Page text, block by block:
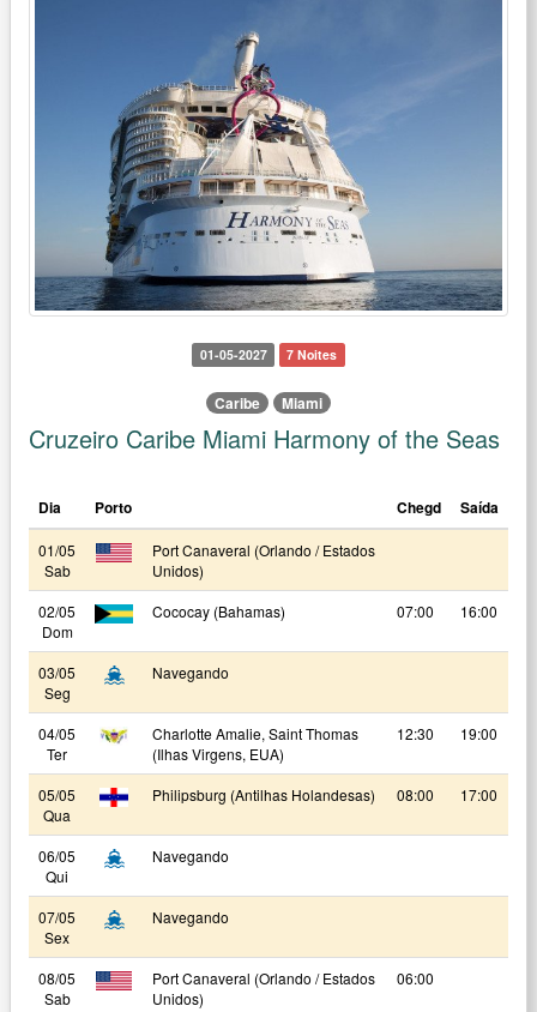
01-05-2027 7 Noites
Caribe Miami
Cruzeiro Caribe Miami Harmony of the Seas
Dia Porto Chegd Saída
01/05
Sab
Port Canaveral (Orlando / Estados
Unidos)
02/05
Dom
Cococay (Bahamas) 07:00 16:00
03/05
Seg
Navegando
04/05
Ter
Charlotte Amalie, Saint Thomas
(Ilhas Virgens, EUA)
12:30 19:00
05/05
Qua
Philipsburg (Antilhas Holandesas) 08:00 17:00
06/05
Qui
Navegando
07/05
Sex
Navegando
08/05
Sab
Port Canaveral (Orlando / Estados
Unidos)
06:00